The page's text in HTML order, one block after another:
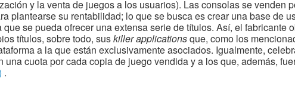
y la venta de juegos a los usuarios). Las consolas se venden
plantearse su rentabilidad; lo que se busca es crear una base de
se pueda ofrecer una extensa serie de títulos. Así, el fabricante
títulos, sobre todo, suskiller applicationsque, como los
a la que están exclusivamente asociados. Igualmente,
una cuota por cada copia de juego vendida y a los que, además,
.